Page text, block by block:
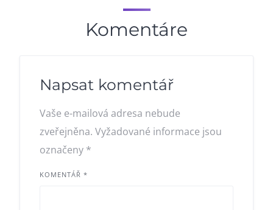
Komentáre
Napsat komentář
Vaše e-mailová adresa nebude
zveřejněna. Vyžadované informace jsou
označeny *
KOMENTÁŘ *